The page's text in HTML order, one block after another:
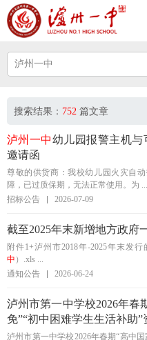
搜索结果： 752 篇文章
泸州一中幼儿园报警主机
邀请函
尊敬的供货商：我校幼儿园火灾自
障，已过质保期，无法正常使用。为 ...
招标公告
2026-07-09
截至2025年末新增地方政府
附件1+泸州市2018年-2025年末发
中 ）.xls ...
通知公告
2026-06-24
泸州市第一中学校2026年春
免”“初中困难学生生活补助
泸州市第一中学校2026年春期“高中